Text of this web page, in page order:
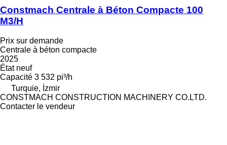
Constmach Centrale à Béton Compacte 100
M3/H
Prix sur demande
Centrale à béton compacte
2025
État neuf
Capacité 3 532 pi³/h
Turquie, İzmir
CONSTMACH CONSTRUCTION MACHINERY CO.LTD.
Contacter le vendeur